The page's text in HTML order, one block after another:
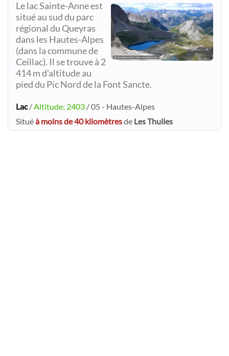
Le lac Sainte-Anne est
situé au sud du parc
régional du Queyras
dans les Hautes-Alpes
(dans la commune de
Ceillac). Il se trouve à 2
414 m d'altitude au
pied du Pic Nord de la Font Sancte.
Lac/Altitude: 2403 / 05 - Hautes-Alpes
Situéà moins de 40 kilomètresde Les Thuiles